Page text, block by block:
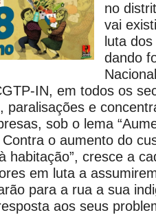
no
vai
luta
dando
IN, em todos os
paralisações e
sob o lema
o aumento do
habitação”, cresce a
em luta a
para a rua a sua
aos seus